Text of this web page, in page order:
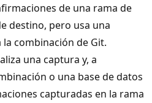
de una rama de
destino, pero usa una
combinación de Git.
una captura y, a
o una base de datos
capturadas en la rama